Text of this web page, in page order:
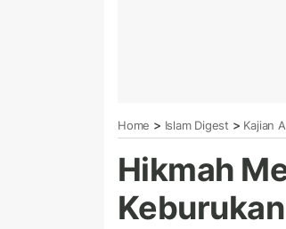
Home > Islam Digest > Kajian
Hikmah